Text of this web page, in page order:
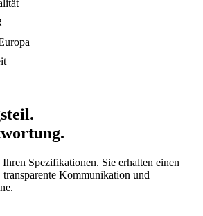
Spezifikationen. Sie erhalten einen
transparente Kommunikation und